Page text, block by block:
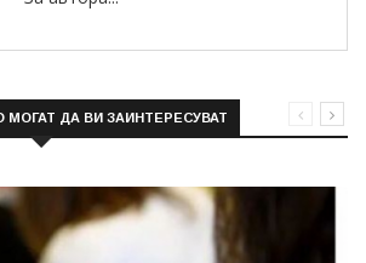
МОГАТ ДА ВИ ЗАИНТЕРЕСУВАТ